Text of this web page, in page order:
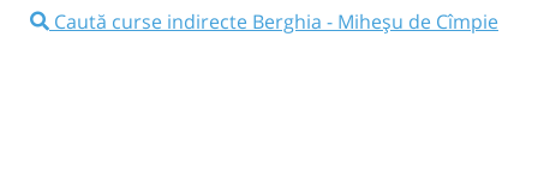
13:26 Berghia Statie Berghia
Caută curse indirecte Berghia - Miheșu de Cîmpie